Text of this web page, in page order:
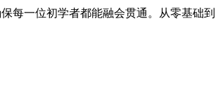
每一位初学者都能融会贯通。从零基础到